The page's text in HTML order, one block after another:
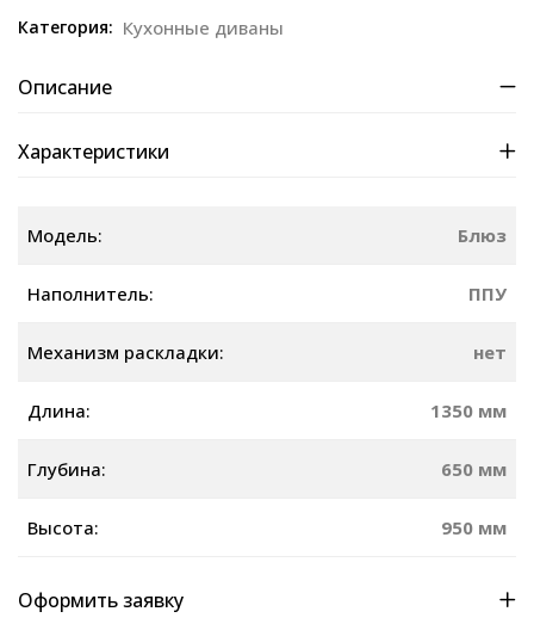
Категория: Кухонные диваны
Описание
Характеристики
Модель: Блюз
Наполнитель: ППУ
Механизм раскладки: нет
Длина: 1350 мм
Глубина: 650 мм
Высота: 950 мм
Оформить заявку